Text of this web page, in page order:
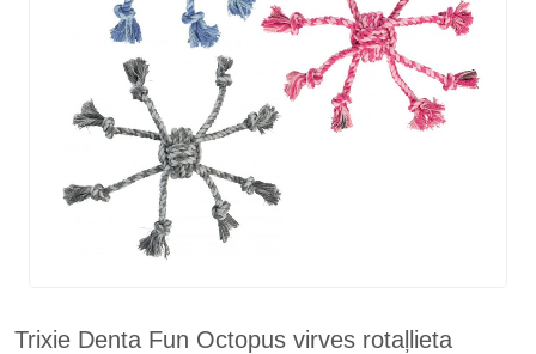
Trixie Denta Fun Octopus virves rotaļlieta